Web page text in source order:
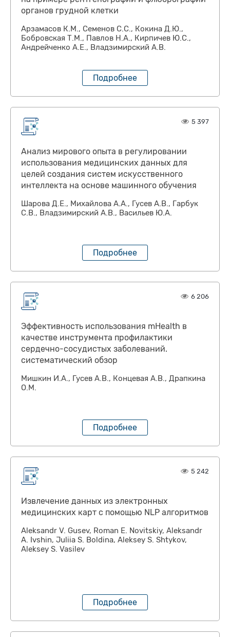
органов грудной клетки
Арзамасов К.М., Семенов С.С., Кокина Д.Ю.,
Бобровская Т.М., Павлов Н.А., Кирпичев Ю.С.,
Андрейченко А.Е., Владзимирский А.В.
Подробнее
5 397
Анализ мирового опыта в регулировании
использования медицинских данных для
целей создания систем искусственного
интеллекта на основе машинного обучения
Шарова Д.Е., Михайлова А.А., Гусев А.В., Гарбук
С.В., Владзимирский А.В., Васильев Ю.А.
Подробнее
6 206
Эффективность использования mHealth в
качестве инструмента профилактики
сердечно-сосудистых заболеваний.
систематический обзор
Мишкин И.А., Гусев А.В., Концевая А.В., Драпкина
О.М.
Подробнее
5 242
Извлечение данных из электронных
медицинских карт с помощью NLP алгоритмов
Аleksandr V. Gusev, Roman E. Novitskiy, Aleksandr
A. Ivshin, Juliia S. Boldina, Аleksey S. Shtykov,
Аleksey S. Vasilev
Подробнее